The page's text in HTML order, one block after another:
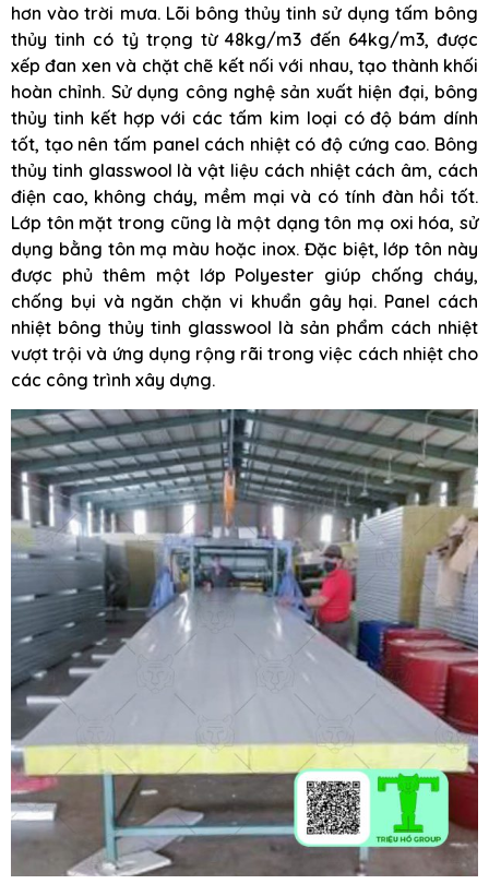
hơn vào trời mưa. Lõi bông thủy tinh sử dụng tấm bông
thủy tinh có tỷ trọng từ 48kg/m3 đến 64kg/m3, được
xếp đan xen và chặt chẽ kết nối với nhau, tạo thành khối
hoàn chỉnh. Sử dụng công nghệ sản xuất hiện đại, bông
thủy tinh kết hợp với các tấm kim loại có độ bám dính
tốt, tạo nên tấm panel cách nhiệt có độ cứng cao. Bông
thủy tinh glasswool là vật liệu cách nhiệt cách âm, cách
điện cao, không cháy, mềm mại và có tính đàn hồi tốt.
Lớp tôn mặt trong cũng là một dạng tôn mạ oxi hóa, sử
dụng bằng tôn mạ màu hoặc inox. Đặc biệt, lớp tôn này
được phủ thêm một lớp Polyester giúp chống cháy,
chống bụi và ngăn chặn vi khuẩn gây hại. Panel cách
nhiệt bông thủy tinh glasswool là sản phẩm cách nhiệt
vượt trội và ứng dụng rộng rãi trong việc cách nhiệt cho
các công trình xây dựng.